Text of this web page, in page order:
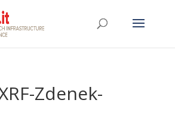
Zdenek-